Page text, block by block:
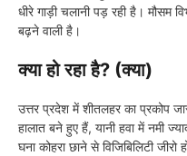
धीरे गाड़ी चलानी पड़ रही है। मौसम
बढ़ने वाली है।
क्या हो रहा है? (क्या)
उत्तर प्रदेश में शीतलहर का प्रकोप
हालात बने हुए हैं, यानी हवा में नमी
घना कोहरा छाने से विजिबिलिटी